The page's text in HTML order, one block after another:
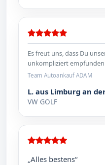
Es freut uns, dass Du
unkompliziert
Team Autoankauf ADAM
L. aus Limburg an
VW GOLF
„Alles bestens“